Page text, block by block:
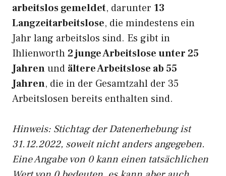
arbeitslos gemeldet, darunter 13
Langzeitarbeitslose, die mindestens ein
Jahr lang arbeitslos sind. Es gibt in
Ihlienworth2 junge Arbeitslose unter 25
Jahrenund ältere Arbeitslose ab 55
Jahren, die in der Gesamtzahl der 35
Arbeitslosen bereits enthalten sind.
Hinweis: Stichtag der Datenerhebung ist
31.12.2022, soweit nicht anders angegeben.
Eine Angabe von 0 kann einen tatsächlichen